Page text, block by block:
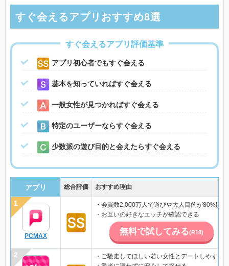
すぐ会えるアプリおすすめ8選
すぐ会えるアプリ評価基準
アプリ初心者でもすぐ会える
基本を知っていればすぐ会える
一般女性が見つかればすぐ会える
特定のユーザーならすぐ会える
少数派の遊び目的と会えたらすぐ会える
アプリ 総合評価 おすすめ理由
PCMAX
・会員数2,000万人で遊びや大人目的が80%以上
・お互いの好きなエッチが確認できる
無料で試してみる(R18)
・ご馳走してほしい若い女性とデートしやすい